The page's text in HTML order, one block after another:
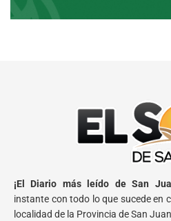
¡El Diario más leído de San
instante con todo lo que sucede en
localidad de la Provincia de San